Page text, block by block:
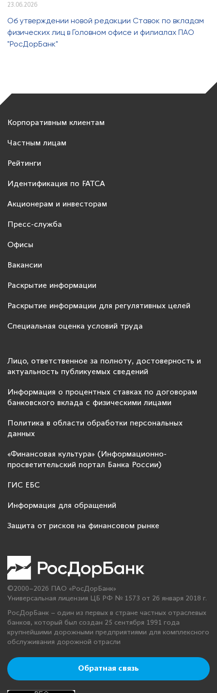
23.06.2026
Об утверждении новой редакции Ставок по вкладам
физических лиц в Головном офисе и филиалах ПАО
"РосДорБанк"
Корпоративным клиентам
Частным лицам
Рейтинги
Идентификация по FATCA
Акционерам и инвесторам
Пресс-служба
Офисы
Вакансии
Раскрытие информации
Раскрытие информации для регулятивных целей
Специальная оценка условий труда
Лицо, ответственное за полноту, достоверность и
актуальность публикуемых сведений
Информация о процентных ставках по договорам
банковского вклада с физическими лицами
Политика в области обработки персональных
данных
«Финансовая культура» (Информационно-
просветительский портал Банка России)
ГИС ЕБС
Информация для обращений
Защита от рисков на финансовом рынке
©2000–2026 ПАО «РосДорБанк»
Универсальная лицензия ЦБ РФ № 1573 от 26 января 2018 г.
РосДорБанк – один из первых в стране частных отраслевых
банков, который был создан 25 сентября 1991 года
крупнейшими дорожными предприятиями для комплексного
обслуживания дорожной отрасли
Обратная связь